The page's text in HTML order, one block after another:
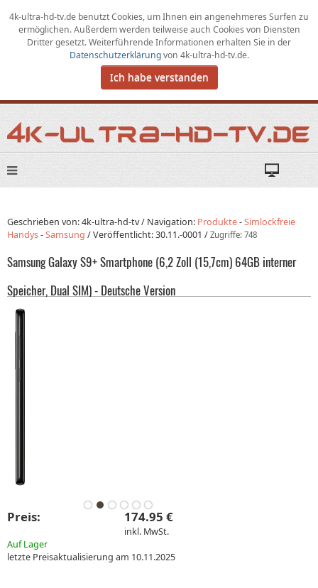
4k-ultra-hd-tv.de benutzt Cookies, umIhnen ein angenehmeres Surfen zu
ermöglichen.Außerdem werden teilweise auch Cookies von Diensten
Dritter gesetzt. Weiterführende Informationen erhalten Sie in der
Datenschutzerklärungvon 4k-ultra-hd-tv.de.
Ich habe verstanden
Geschrieben von: 4k-ultra-hd-tv / Navigation: Produkte-Simlockfreie
Handys-Samsung /Veröffentlicht:30.11.-0001 / Zugriffe: 748
Samsung Galaxy S9+ Smartphone (6,2 Zoll (15,7cm) 64GB interner
Speicher, Dual SIM) - Deutsche Version
Preis: 174.95 €
inkl. MwSt.
Auf Lager
letzte Preisaktualisierung am 10.11.2025